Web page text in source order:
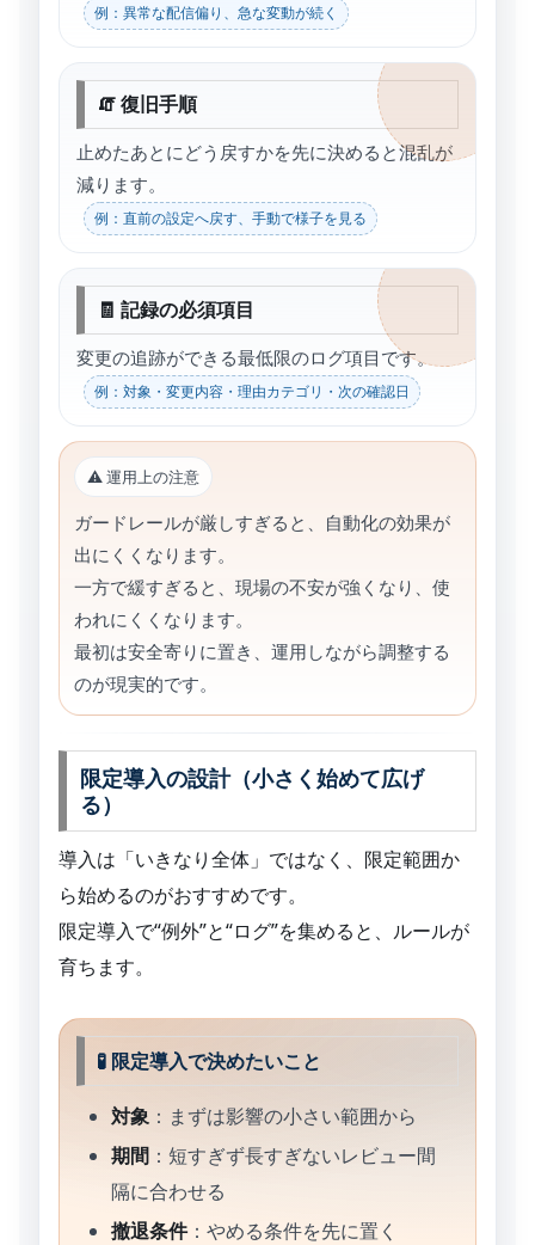
例：異常な配信偏り、急な変動が続く
🧯 復旧手順
止めたあとにどう戻すかを先に決めると混乱が
減ります。
例：直前の設定へ戻す、手動で様子を見る
🧾 記録の必須項目
変更の追跡ができる最低限のログ項目です。
例：対象・変更内容・理由カテゴリ・次の確認日
⚠️ 運用上の注意
ガードレールが厳しすぎると、自動化の効果が
出にくくなります。
一方で緩すぎると、現場の不安が強くなり、使
われにくくなります。
最初は安全寄りに置き、運用しながら調整する
のが現実的です。
限定導入の設計（小さく始めて広げ
る）
導入は「いきなり全体」ではなく、限定範囲か
ら始めるのがおすすめです。
限定導入で“例外”と“ログ”を集めると、ルールが
育ちます。
🧪 限定導入で決めたいこと
対象 ：まずは影響の小さい範囲から
期間 ：短すぎず長すぎないレビュー間
隔に合わせる
撤退条件：やめる条件を先に置く